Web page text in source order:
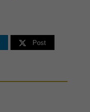
Post